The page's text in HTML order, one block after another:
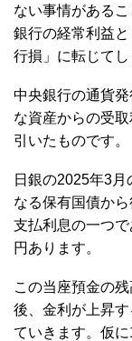
ない事情がある
銀行の経常利益
行損」に転じてし
中央銀行の通貨
な資産からの受
引いたものです。
日銀の2025年3
なる保有国債か
支払利息の一つ
円あります。
この当座預金の
後、金利が上昇
ていきます。仮